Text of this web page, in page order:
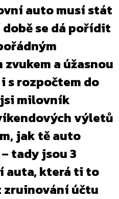
auto musí stát
se dá pořídit
a úžasnou
s rozpočtem do
milovník
výletů
jak tě auto
tady jsou 3
auta, která ti to
zruinování účtu